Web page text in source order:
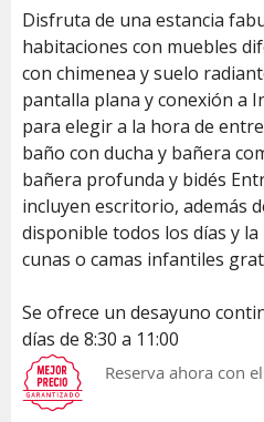
Disfruta de una estancia
habitaciones con muebles
con chimenea y suelo
pantalla plana y conexión a
para elegir a la hora de
baño con ducha y bañera
bañera profunda y bidés
incluyen escritorio, además
disponible todos los días y
cunas o camas infantiles
Se ofrece un desayuno
días de 8:30 a 11:00
Reserva ahora con